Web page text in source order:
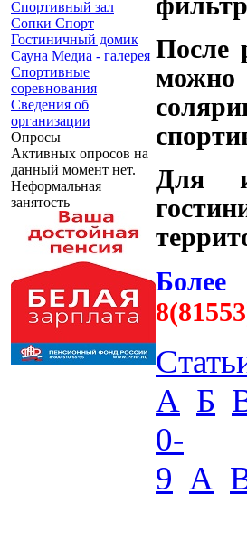
Спортивный зал
Сопки Спорт
Гостиничный домик
Сауна Медиа - галерея
Спортивные
соревнования
Сведения об
организации
Опросы
Активных опросов на
данный момент нет.
Неформальная
занятость
После
можно
Для
Более
А Б
0-
9 A